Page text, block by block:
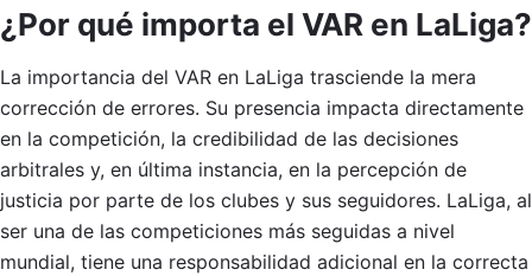
¿Por qué importa el VAR en LaLiga?
La importancia del VAR en LaLiga trasciende la mera
corrección de errores. Su presencia impacta directamente
en la competición, la credibilidad de las decisiones
arbitrales y, en última instancia, en la percepción de
justicia por parte de los clubes y sus seguidores. LaLiga, al
ser una de las competiciones más seguidas a nivel
mundial, tiene una responsabilidad adicional en la correcta